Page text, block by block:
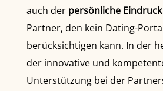
auch der persönliche Eindruck
Partner, den kein Dating-
berücksichtigen kann. In der
der innovative und
Unterstützung bei der